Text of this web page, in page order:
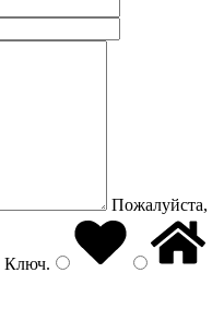
Пожалуйста,
Ключ.